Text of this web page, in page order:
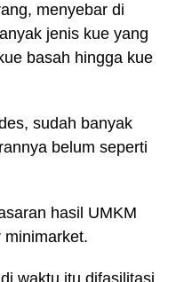
menyebar di
jenis kue yang
basah hingga kue
sudah banyak
belum seperti
hasil UMKM
waktu itu difasilitasi